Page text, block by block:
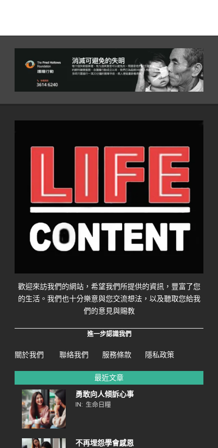
歡迎來訪我們的網站，希望我們所提供的資訊，豐富了您
的生活。我們也十分樂意與您交流想法，以及聽取您給我
們的意見與賜教
進一步認識我們
關於我們 聯絡我們 服務條款 隱私政策
最近文章
勇敢向人傾訴心事
IN: 生命日糧
不再埋怨學會感恩